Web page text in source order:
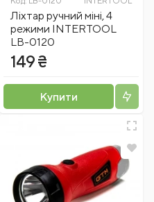
Ліхтар ручний міні, 4
режими INTERTOOL
LB-0120
149 ₴
Купити